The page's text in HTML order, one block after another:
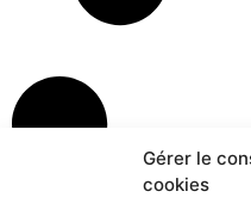
Gérer le
cookies